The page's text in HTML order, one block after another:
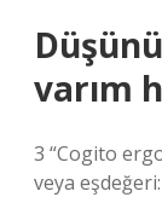
varım
3 “Cogito
veya